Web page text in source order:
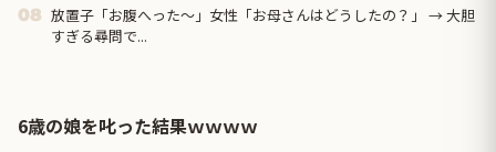
08 放置子「お腹へった～」女性「お母さんはどうしたの？」 → 大胆
すぎる尋問で...
6歳の娘を叱った結果ｗｗｗｗ